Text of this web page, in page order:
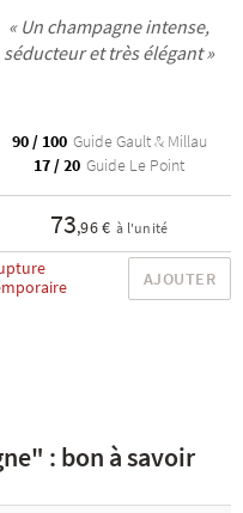
« Un champagne intense,
séducteur et très élégant »
90 / 100 Guide Gault & Millau
17 / 20 Guide Le Point
73,96 € à l'unité
AJOUTER
: bon à savoir